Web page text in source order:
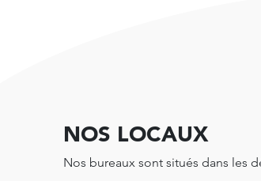
NOS LOCAUX
Nos bureaux sont situés dans les